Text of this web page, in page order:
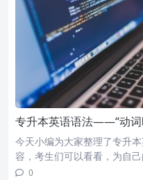
专升本英语语法——“动词
今天小编为大家整理了专升
容，考生们可以看看，为自
0